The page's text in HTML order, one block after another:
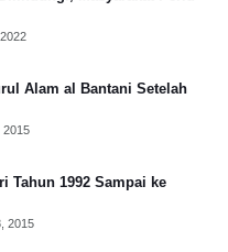
Alam al Bantani Setelah
2015
Tahun 1992 Sampai ke
2015